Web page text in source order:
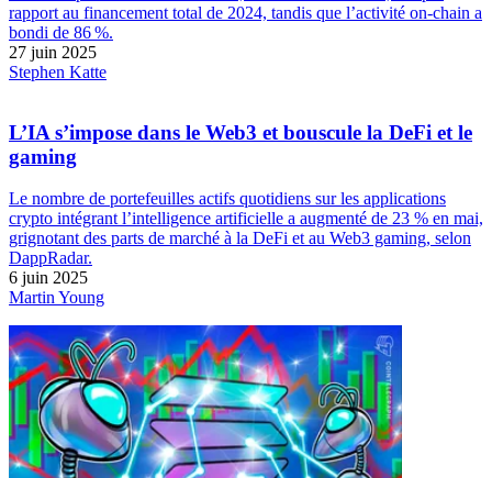
rapport au financement total de 2024, tandis que l’activité on-chain a
bondi de 86 %.
27 juin 2025
Stephen Katte
L’IA s’impose dans le Web3 et bouscule la DeFi et le
gaming
Le nombre de portefeuilles actifs quotidiens sur les applications
crypto intégrant l’intelligence artificielle a augmenté de 23 % en mai,
grignotant des parts de marché à la DeFi et au Web3 gaming, selon
DappRadar.
6 juin 2025
Martin Young